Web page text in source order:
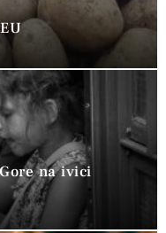
na ivici